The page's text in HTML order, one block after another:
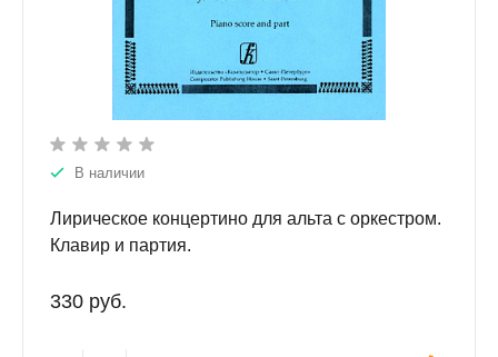
В наличии
Лирическое концертино для альта с оркестром.
Клавир и партия.
330 руб.